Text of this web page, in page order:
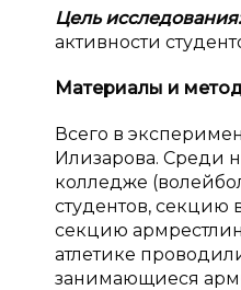
Цель
активности
Материалы и
Всего в
Илизарова. Среди
колледже
студентов, секцию
секцию
атлетике
занимающиеся